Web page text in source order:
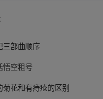
三部曲顺序
悟空租号
菊花和有痔疮的区别